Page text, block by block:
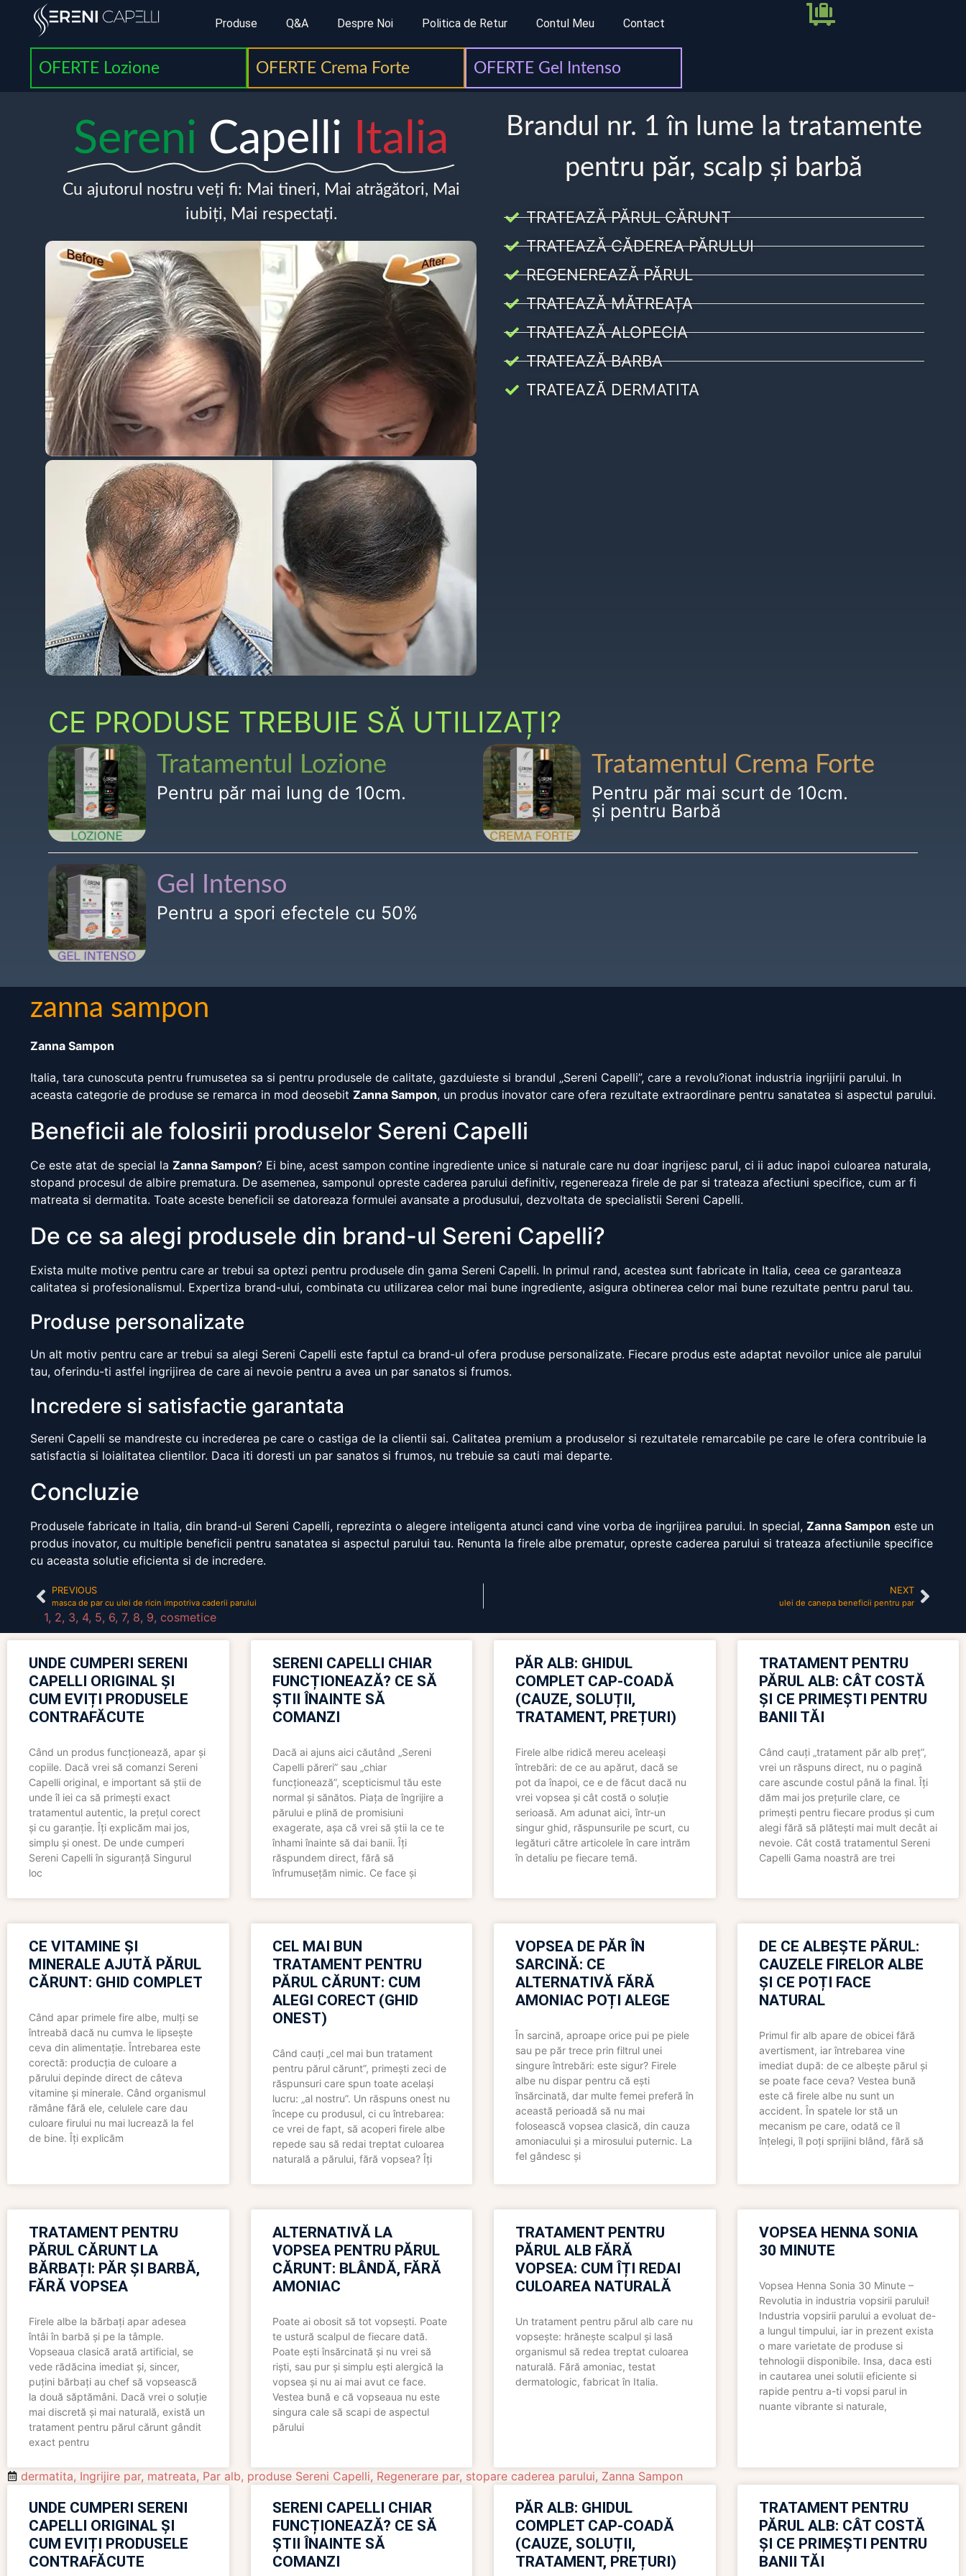
Produse Q&A Despre Noi Politica de Retur Contul Meu Contact
OFERTE Lozione OFERTE Crema Forte OFERTE Gel Intenso
Sereni Capelli Italia
Cu ajutorul nostru veți fi: Mai tineri, Mai atrăgători, Mai
iubiți, Mai respectați.
Brandul nr. 1 în lume la tratamente
pentru păr, scalp și barbă
TRATEAZĂ PĂRUL CĂRUNT
TRATEAZĂ CĂDEREA PĂRULUI
REGENEREAZĂ PĂRUL
TRATEAZĂ MĂTREAȚA
TRATEAZĂ ALOPECIA
TRATEAZĂ BARBA
TRATEAZĂ DERMATITA
CE PRODUSE TREBUIE SĂ UTILIZAȚI?
Tratamentul Lozione
Pentru păr mai lung de 10cm.
Tratamentul Crema Forte
Pentru păr mai scurt de 10cm.
și pentru Barbă
Gel Intenso
Pentru a spori efectele cu 50%
zanna sampon
Zanna Sampon
Italia, tara cunoscuta pentru frumusetea sa si pentru produsele de calitate, gazduieste si brandul „Sereni Capelli”, care a revolu?ionat industria ingrijirii parului. In
aceasta categorie de produse se remarca in mod deosebit Zanna Sampon, un produs inovator care ofera rezultate extraordinare pentru sanatatea si aspectul parului.
Beneficii ale folosirii produselor Sereni Capelli
Ce este atat de special la Zanna Sampon? Ei bine, acest sampon contine ingrediente unice si naturale care nu doar ingrijesc parul, ci ii aduc inapoi culoarea naturala,
stopand procesul de albire prematura. De asemenea, samponul opreste caderea parului definitiv, regenereaza firele de par si trateaza afectiuni specifice, cum ar fi
matreata si dermatita. Toate aceste beneficii se datoreaza formulei avansate a produsului, dezvoltata de specialistii Sereni Capelli.
De ce sa alegi produsele din brand-ul Sereni Capelli?
Exista multe motive pentru care ar trebui sa optezi pentru produsele din gama Sereni Capelli. In primul rand, acestea sunt fabricate in Italia, ceea ce garanteaza
calitatea si profesionalismul. Expertiza brand-ului, combinata cu utilizarea celor mai bune ingrediente, asigura obtinerea celor mai bune rezultate pentru parul tau.
Produse personalizate
Un alt motiv pentru care ar trebui sa alegi Sereni Capelli este faptul ca brand-ul ofera produse personalizate. Fiecare produs este adaptat nevoilor unice ale parului
tau, oferindu-ti astfel ingrijirea de care ai nevoie pentru a avea un par sanatos si frumos.
Incredere si satisfactie garantata
Sereni Capelli se mandreste cu increderea pe care o castiga de la clientii sai. Calitatea premium a produselor si rezultatele remarcabile pe care le ofera contribuie la
satisfactia si loialitatea clientilor. Daca iti doresti un par sanatos si frumos, nu trebuie sa cauti mai departe.
Concluzie
Produsele fabricate in Italia, din brand-ul Sereni Capelli, reprezinta o alegere inteligenta atunci cand vine vorba de ingrijirea parului. In special, Zanna Sampon este un
produs inovator, cu multiple beneficii pentru sanatatea si aspectul parului tau. Renunta la firele albe prematur, opreste caderea parului si trateaza afectiunile specifice
cu aceasta solutie eficienta si de incredere.
PREVIOUS
masca de par cu ulei de ricin impotriva caderii parului
NEXT
ulei de canepa beneficii pentru par
1, 2, 3, 4, 5, 6, 7, 8, 9, cosmetice
UNDE CUMPERI SERENI
CAPELLI ORIGINAL ȘI
CUM EVIȚI PRODUSELE
CONTRAFĂCUTE
Când un produs funcționează, apar și
copiile. Dacă vrei să comanzi Sereni
Capelli original, e important să știi de
unde îl iei ca să primești exact
tratamentul autentic, la prețul corect
și cu garanție. Îți explicăm mai jos,
simplu și onest. De unde cumperi
Sereni Capelli în siguranță Singurul
loc
SERENI CAPELLI CHIAR
FUNCȚIONEAZĂ? CE SĂ
ȘTII ÎNAINTE SĂ
COMANZI
Dacă ai ajuns aici căutând „Sereni
Capelli păreri” sau „chiar
funcționează”, scepticismul tău este
normal și sănătos. Piața de îngrijire a
părului e plină de promisiuni
exagerate, așa că vrei să știi la ce te
înhami înainte să dai banii. Îți
răspundem direct, fără să
înfrumusețăm nimic. Ce face și
PĂR ALB: GHIDUL
COMPLET CAP-COADĂ
(CAUZE, SOLUȚII,
TRATAMENT, PREȚURI)
Firele albe ridică mereu aceleași
întrebări: de ce au apărut, dacă se
pot da înapoi, ce e de făcut dacă nu
vrei vopsea și cât costă o soluție
serioasă. Am adunat aici, într-un
singur ghid, răspunsurile pe scurt, cu
legături către articolele în care intrăm
în detaliu pe fiecare temă.
TRATAMENT PENTRU
PĂRUL ALB: CÂT COSTĂ
ȘI CE PRIMEȘTI PENTRU
BANII TĂI
Când cauți „tratament păr alb preț”,
vrei un răspuns direct, nu o pagină
care ascunde costul până la final. Îți
dăm mai jos prețurile clare, ce
primești pentru fiecare produs și cum
alegi fără să plătești mai mult decât ai
nevoie. Cât costă tratamentul Sereni
Capelli Gama noastră are trei
CE VITAMINE ȘI
MINERALE AJUTĂ PĂRUL
CĂRUNT: GHID COMPLET
Când apar primele fire albe, mulți se
întreabă dacă nu cumva le lipsește
ceva din alimentație. Întrebarea este
corectă: producția de culoare a
părului depinde direct de câteva
vitamine și minerale. Când organismul
rămâne fără ele, celulele care dau
culoare firului nu mai lucrează la fel
de bine. Îți explicăm
CEL MAI BUN
TRATAMENT PENTRU
PĂRUL CĂRUNT: CUM
ALEGI CORECT (GHID
ONEST)
Când cauți „cel mai bun tratament
pentru părul cărunt”, primești zeci de
răspunsuri care spun toate același
lucru: „al nostru”. Un răspuns onest nu
începe cu produsul, ci cu întrebarea:
ce vrei de fapt, să acoperi firele albe
repede sau să redai treptat culoarea
naturală a părului, fără vopsea? Îți
VOPSEA DE PĂR ÎN
SARCINĂ: CE
ALTERNATIVĂ FĂRĂ
AMONIAC POȚI ALEGE
În sarcină, aproape orice pui pe piele
sau pe păr trece prin filtrul unei
singure întrebări: este sigur? Firele
albe nu dispar pentru că ești
însărcinată, dar multe femei preferă în
această perioadă să nu mai
folosească vopsea clasică, din cauza
amoniacului și a mirosului puternic. La
fel gândesc și
DE CE ALBEȘTE PĂRUL:
CAUZELE FIRELOR ALBE
ȘI CE POȚI FACE
NATURAL
Primul fir alb apare de obicei fără
avertisment, iar întrebarea vine
imediat după: de ce albește părul și
se poate face ceva? Vestea bună
este că firele albe nu sunt un
accident. În spatele lor stă un
mecanism pe care, odată ce îl
înțelegi, îl poți sprijini blând, fără să
TRATAMENT PENTRU
PĂRUL CĂRUNT LA
BĂRBAȚI: PĂR ȘI BARBĂ,
FĂRĂ VOPSEA
Firele albe la bărbați apar adesea
întâi în barbă și pe la tâmple.
Vopseaua clasică arată artificial, se
vede rădăcina imediat și, sincer,
puțini bărbați au chef să vopsească
la două săptămâni. Dacă vrei o soluție
mai discretă și mai naturală, există un
tratament pentru părul cărunt gândit
exact pentru
ALTERNATIVĂ LA
VOPSEA PENTRU PĂRUL
CĂRUNT: BLÂNDĂ, FĂRĂ
AMONIAC
Poate ai obosit să tot vopsești. Poate
te ustură scalpul de fiecare dată.
Poate ești însărcinată și nu vrei să
riști, sau pur și simplu ești alergică la
vopsea și nu ai mai avut ce face.
Vestea bună e că vopseaua nu este
singura cale să scapi de aspectul
părului
TRATAMENT PENTRU
PĂRUL ALB FĂRĂ
VOPSEA: CUM ÎȚI REDAI
CULOAREA NATURALĂ
Un tratament pentru părul alb care nu
vopsește: hrănește scalpul și lasă
organismul să redea treptat culoarea
naturală. Fără amoniac, testat
dermatologic, fabricat în Italia.
VOPSEA HENNA SONIA
30 MINUTE
Vopsea Henna Sonia 30 Minute –
Revolutia in industria vopsirii parului!
Industria vopsirii parului a evoluat de-
a lungul timpului, iar in prezent exista
o mare varietate de produse si
tehnologii disponibile. Insa, daca esti
in cautarea unei solutii eficiente si
rapide pentru a-ti vopsi parul in
nuante vibrante si naturale,
dermatita, Ingrijire par, matreata, Par alb, produse Sereni Capelli, Regenerare par, stopare caderea parului, Zanna Sampon
UNDE CUMPERI SERENI
CAPELLI ORIGINAL ȘI
CUM EVIȚI PRODUSELE
CONTRAFĂCUTE
SERENI CAPELLI CHIAR
FUNCȚIONEAZĂ? CE SĂ
ȘTII ÎNAINTE SĂ
COMANZI
PĂR ALB: GHIDUL
COMPLET CAP-COADĂ
(CAUZE, SOLUȚII,
TRATAMENT, PREȚURI)
TRATAMENT PENTRU
PĂRUL ALB: CÂT COSTĂ
ȘI CE PRIMEȘTI PENTRU
BANII TĂI